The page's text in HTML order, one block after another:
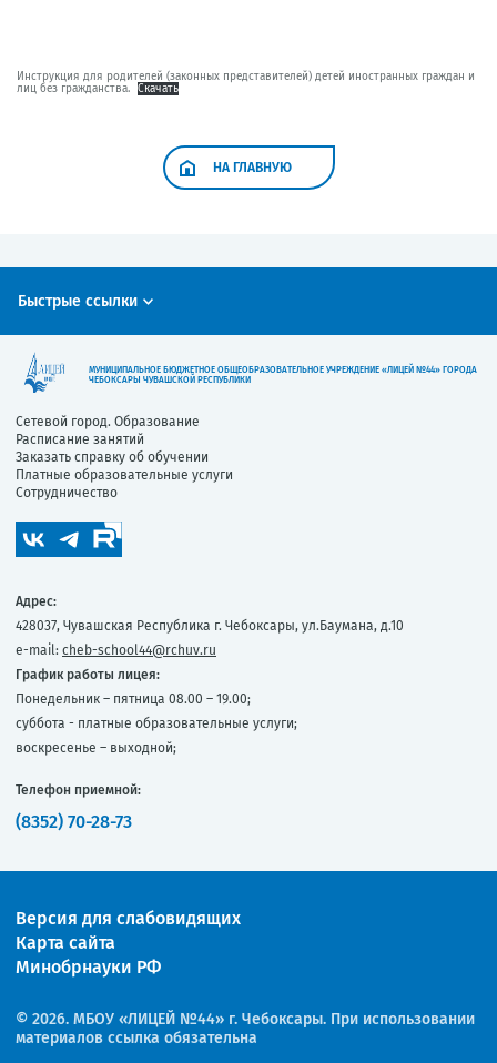
Инструкция для родителей (законных представителей) детей иностранных граждан и
лиц без гражданства. Скачать
НА ГЛАВНУЮ
Быстрые ссылки
МУНИЦИПАЛЬНОЕ БЮДЖЕТНОЕ ОБЩЕОБРАЗОВАТЕЛЬНОЕ УЧРЕЖДЕНИЕ «ЛИЦЕЙ №44» ГОРОДА
ЧЕБОКСАРЫ ЧУВАШСКОЙ РЕСПУБЛИКИ
Сетевой город. Образование
Расписание занятий
Заказать справку об обучении
Платные образовательные услуги
Сотрудничество
Адрес:
428037, Чувашская Республика г. Чебоксары, ул.Баумана, д.10
e-mail: cheb-school44@rchuv.ru
График работы лицея:
Понедельник – пятница 08.00 – 19.00;
суббота - платные образовательные услуги;
воскресенье – выходной;
Телефон приемной:
(8352) 70-28-73
Версия для слабовидящих
Карта сайта
Минобрнауки РФ
© 2026. МБОУ «ЛИЦЕЙ №44» г. Чебоксары. При использовании
материалов ссылка обязательна